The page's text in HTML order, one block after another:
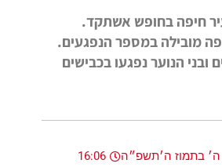
חיפה בחופש אשתקד.
מובילה במספר הנפגעים.
ובני הנוער נפגעו בכבישים
ה׳ בתמוז ה׳תשפ״ה 16:06